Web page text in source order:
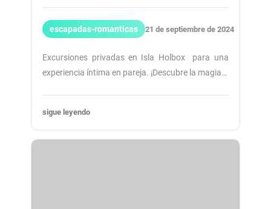
escapadas-romanticas 21 de septiembre de 2024
Excursiones privadas en Isla Holbox ️ para una
experiencia íntima en pareja. ¡Descubre la magia…
sigue leyendo